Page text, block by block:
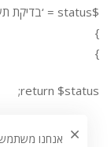
$status = ‘בדיקת תעודת בגרות’;
}
}
return $status;
אנחנו